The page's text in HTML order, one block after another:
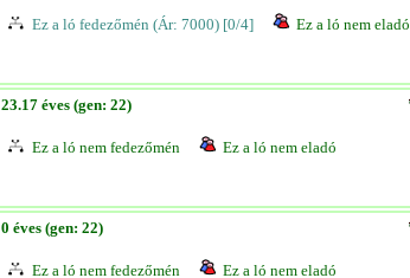
Ez a ló fedezőmén (Ár: 7000) [0/4] Ez a ló nem eladó
23.17 éves (gen: 22)
Ez a ló nem fedezőmén Ez a ló nem eladó
0 éves (gen: 22)
Ez a ló nem fedezőmén Ez a ló nem eladó